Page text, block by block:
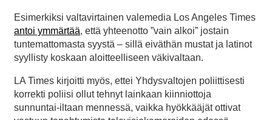
Esimerkiksi valtavirtainen valemedia Los Angeles Times
antoi ymmärtää, että yhteenotto ”vain alkoi” jostain
tuntemattomasta syystä – sillä eiväthän mustat ja latinot
syyllisty koskaan aloitteelliseen väkivaltaan.
LA Times kirjoitti myös, ettei Yhdysvaltojen poliittisesti
korrekti poliisi ollut tehnyt lainkaan kiinniottoja
sunnuntai-iltaan mennessä, vaikka hyökkääjät ottivat